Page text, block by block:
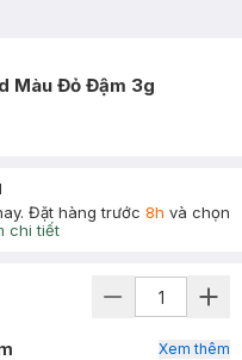
Màu Đỏ Đậm 3g
Đặt hàng trước 8h và chọn
chi tiết
Xem thêm